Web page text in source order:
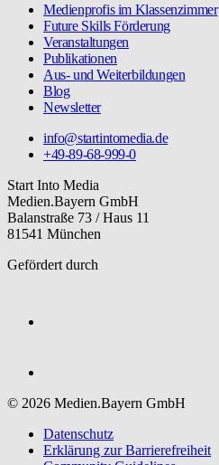
Medienprofis im Klassenzimmer
Future Skills Förderung
Veranstaltungen
Publikationen
Aus- und Weiterbildungen
Blog
Newsletter
info@startintomedia.de
+49-89-68-999-0
Start Into Media
Medien.Bayern GmbH
Balanstraße 73 / Haus 11
81541 München
Gefördert durch
© 2026 Medien.Bayern GmbH
Datenschutz
Erklärung zur Barriere­freiheit